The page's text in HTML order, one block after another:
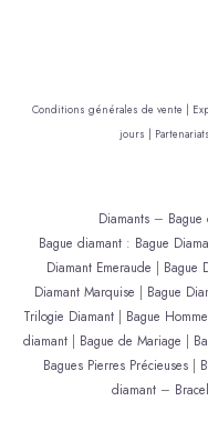
Conditions générales de vente |
jours |
Diamants–
Bague diamant : Bague
Diamant Emeraude | Bague
Diamant Marquise | Bague
Trilogie Diamant| Bague
diamant | Bague de Mariage |
Bagues Pierres Précieuses|
diamant –